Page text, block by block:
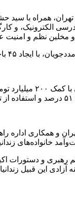
همراه با سید
الکترونیک، و
مخلین نظم و امنیت
به پرونده‌ها و ارائه خدمات سرعت گرفته است.
وی افزود: از
و همکاری اداره
خانواده‌های
آزادی این قبیل